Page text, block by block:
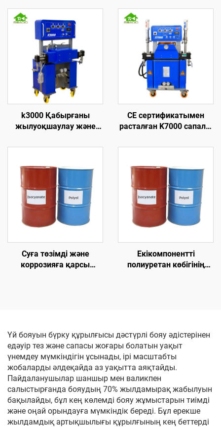
k3000 Қабырғаны
жылуоқшаулау және
жоғары қысымды
машинасы
CE сертификатымен
расталған K7000 сапалы
полиуретан және
жабыны машинасы
Суға төзімді және
коррозияға қарсы
Екікомпонентті
полиуретан көбігінің
Үй бояуын бүрку құрылғысы дәстүрлі бояу әдістерінен
едәуір тез және сапасы жоғары болатын уақыт
үнемдеу мүмкіндігін ұсынады, ірі масштабты
жобаларды әлдеқайда аз уақытта аяқтайды.
Пайдаланушылар шаншыр мен валикпен
салыстырғанда бояудың 70% жылдамырақ жабылуын
бақылайды, бұл кең көлемді бояу жұмыстарын тиімді
және оңай орындауға мүмкіндік береді. Бұл ерекше
жылдамдық артықшылығы құрылғының кең беттерді